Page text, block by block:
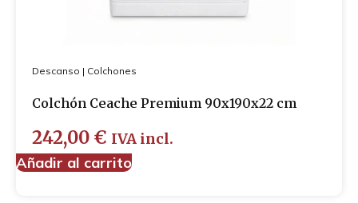
Descanso | Colchones
Colchón Ceache Premium 90x190x22 cm
242,00 € IVA incl.
Añadir al carrito